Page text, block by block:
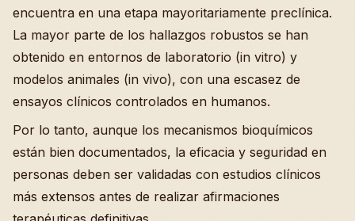
encuentra en una etapa mayoritariamente preclínica.
La mayor parte de los hallazgos robustos se han
obtenido en entornos de laboratorio (in vitro) y
modelos animales (in vivo), con una escasez de
ensayos clínicos controlados en humanos.
Por lo tanto, aunque los mecanismos bioquímicos
están bien documentados, la eficacia y seguridad en
personas deben ser validadas con estudios clínicos
más extensos antes de realizar afirmaciones